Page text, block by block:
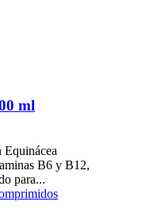
ml
B6 y B12,
para...